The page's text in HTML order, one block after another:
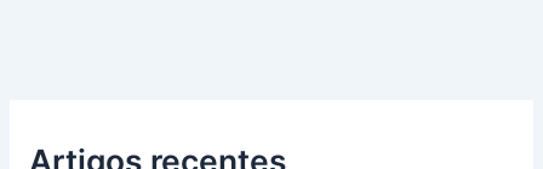
Artigos recentes